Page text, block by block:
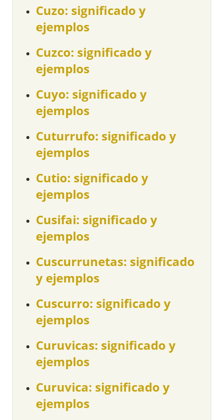
Cuzo: significado y
ejemplos
Cuzco: significado y
ejemplos
Cuyo: significado y
ejemplos
Cuturrufo: significado y
ejemplos
Cutio: significado y
ejemplos
Cusifai: significado y
ejemplos
Cuscurrunetas: significado
y ejemplos
Cuscurro: significado y
ejemplos
Curuvicas: significado y
ejemplos
Curuvica: significado y
ejemplos